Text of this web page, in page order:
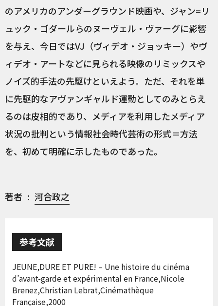
のアメリカのアンダーグラウンド映画や、ジャン=リ
ュック・ゴダールらのヌーヴェル・ヴァーグに影響
を与え、今日ではVJ（ヴィデオ・ジョッキー）やヴ
ィデオ・アートなどに見られる映像のリミックスや
ノイズ的手法の先駆けといえよう。ただ、それを単
に先駆的なアヴァンギャルド運動としてのみとらえ
るのは皮相的であり、メディアを利用したメディア
状況の批判という情報社会時代芸術の形式＝方法
を、初めて明確に示したものであった。
著者 河合政之
参考文献
JEUNE,DURE ET PURE! – Une histoire du cinéma
d’avant-garde et expérimental en France,Nicole
Brenez,Christian Lebrat,Cinémathèque
Française,2000